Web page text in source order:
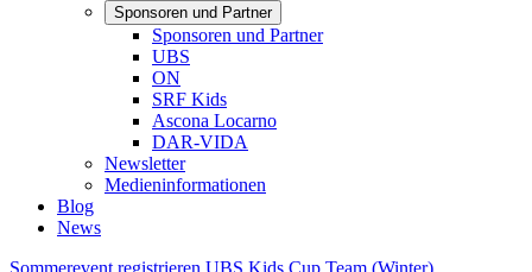
Sponsoren und Partner
Sponsoren und Partner
UBS
ON
SRF Kids
Ascona ​Locarno
DAR-VIDA
Newsletter
Medieninformationen
Blog
News
Sommerevent registrieren UBS Kids Cup Team (Winter)